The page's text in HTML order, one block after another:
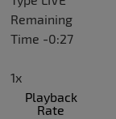
Remaining
Time -0:27
1x
Playback
Rate